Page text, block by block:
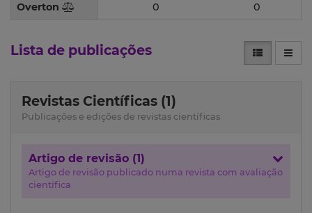
Overton 0 0
Lista de publicações
Revistas Científicas (1)
Publicações e edições de revistas científicas
Artigo de revisão (1)
Artigo de revisão publicado numa revista com avaliação
científica